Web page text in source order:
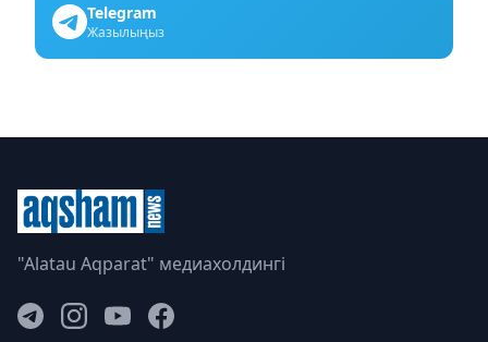
Telegram
Жазылыңыз
"Alatau Aqparat" медиахолдингі